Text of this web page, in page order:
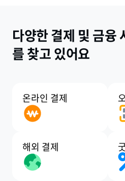
다양한 결제 및 금융
를 찾고 있어요
온라인 결제
해외 결제